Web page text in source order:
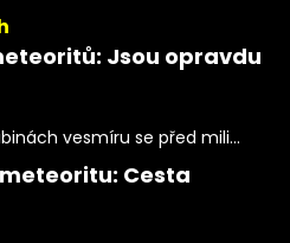
Jsou opravdu
vesmíru se před mili...
Cesta